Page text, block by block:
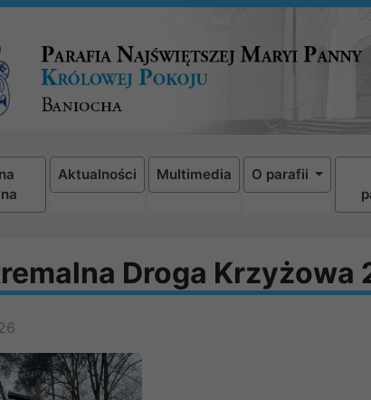
Aktualności Multimedia O parafii
Droga Krzyżowa